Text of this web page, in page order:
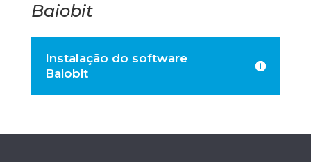
Baiobit
Instalação do software
Baiobit